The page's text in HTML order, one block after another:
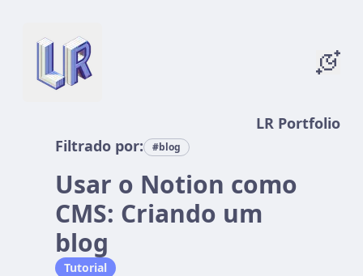
LR Portfolio
Filtrado por:
#blog
Usar o Notion como
CMS: Criando um
blog
Tutorial